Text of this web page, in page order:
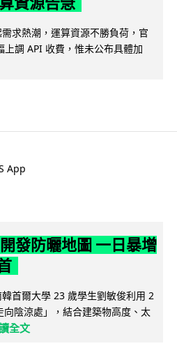
求熱潮，運算資源不勝負荷，官
調 API 收費，惟未公布具體加
App
發防曬地圖 一日暴增
韓首爾大學 23 歲學生劉敏俊利用 2
陰涼處」，結合建築物高度、太
全文